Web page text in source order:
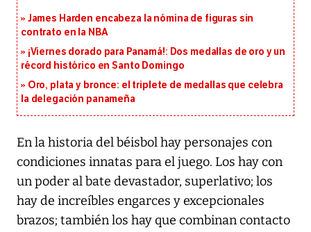
James Harden encabeza la nómina de figuras sin
contrato en la NBA
¡Viernes dorado para Panamá!: Dos medallas de oro y un
récord histórico en Santo Domingo
Oro, plata y bronce: el triplete de medallas que celebra
la delegación panameña
En la historia del béisbol hay personajes con
condiciones innatas para el juego. Los hay con
un poder al bate devastador, superlativo; los
hay de increíbles engarces y excepcionales
brazos; también los hay que combinan contacto